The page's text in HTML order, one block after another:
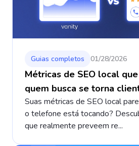
Guias completos 01/28/2026
Métricas de SEO local
quem busca se torna
Suas métricas de SEO local
o telefone está tocando?
que realmente preveem re...